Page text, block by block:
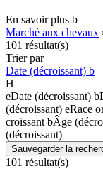
En savoir plus b
Marché aux chevaux
101 résultat(s)
Trier par
Date (décroissant) b
H
eDate (décroissant) b
(décroissant) eRace
croissant bÂge
(décroissant)
Sauvegarder la
101 résultat(s)